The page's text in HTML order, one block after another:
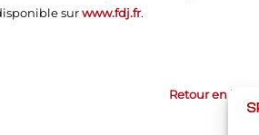
surwww.fdj.fr.
Retour en haut